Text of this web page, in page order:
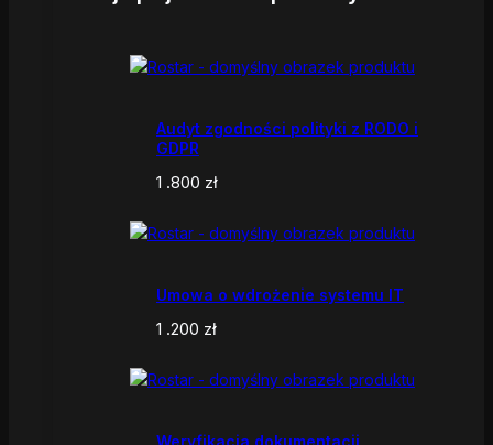
Audyt zgodności polityki z RODO i
GDPR
1 .800 zł
Umowa o wdrożenie systemu IT
1 .200 zł
Weryfikacja dokumentacji